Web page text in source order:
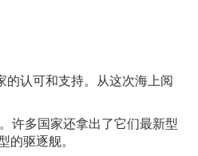
认可和支持。从这次海上阅
许多国家还拿出了它们最新型
驱逐舰。